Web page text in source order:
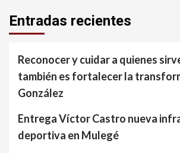
Entradas recientes
Reconocer y cuidar a quienes
también es fortalecer la
González
Entrega Víctor Castro nueva
deportiva en Mulegé